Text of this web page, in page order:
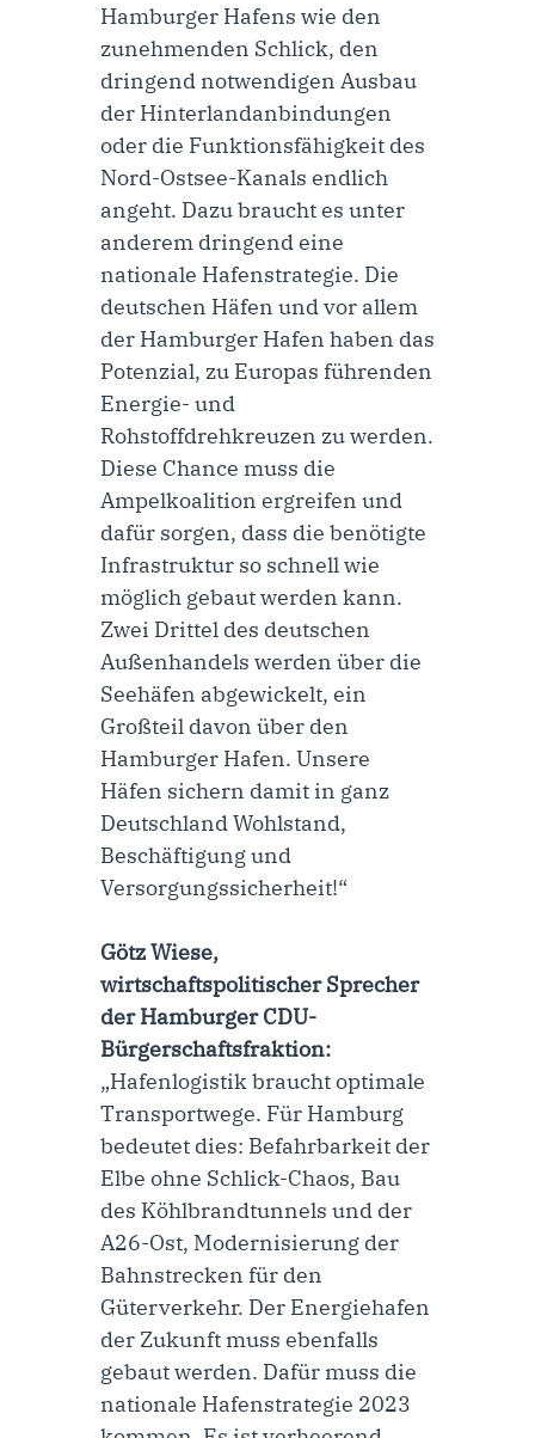
Hamburger Hafens wie den
zunehmenden Schlick, den
dringend notwendigen Ausbau
der Hinterlandanbindungen
oder die Funktionsfähigkeit des
Nord-Ostsee-Kanals endlich
angeht. Dazu braucht es unter
anderem dringend eine
nationale Hafenstrategie. Die
deutschen Häfen und vor allem
der Hamburger Hafen haben das
Potenzial, zu Europas führenden
Energie- und
Rohstoffdrehkreuzen zu werden.
Diese Chance muss die
Ampelkoalition ergreifen und
dafür sorgen, dass die benötigte
Infrastruktur so schnell wie
möglich gebaut werden kann.
Zwei Drittel des deutschen
Außenhandels werden über die
Seehäfen abgewickelt, ein
Großteil davon über den
Hamburger Hafen. Unsere
Häfen sichern damit in ganz
Deutschland Wohlstand,
Beschäftigung und
Versorgungssicherheit!“
Götz Wiese,
wirtschaftspolitischer Sprecher
der Hamburger CDU-
Bürgerschaftsfraktion:
„Hafenlogistik braucht optimale
Transportwege. Für Hamburg
bedeutet dies: Befahrbarkeit der
Elbe ohne Schlick-Chaos, Bau
des Köhlbrandtunnels und der
A26-Ost, Modernisierung der
Bahnstrecken für den
Güterverkehr. Der Energiehafen
der Zukunft muss ebenfalls
gebaut werden. Dafür muss die
nationale Hafenstrategie 2023